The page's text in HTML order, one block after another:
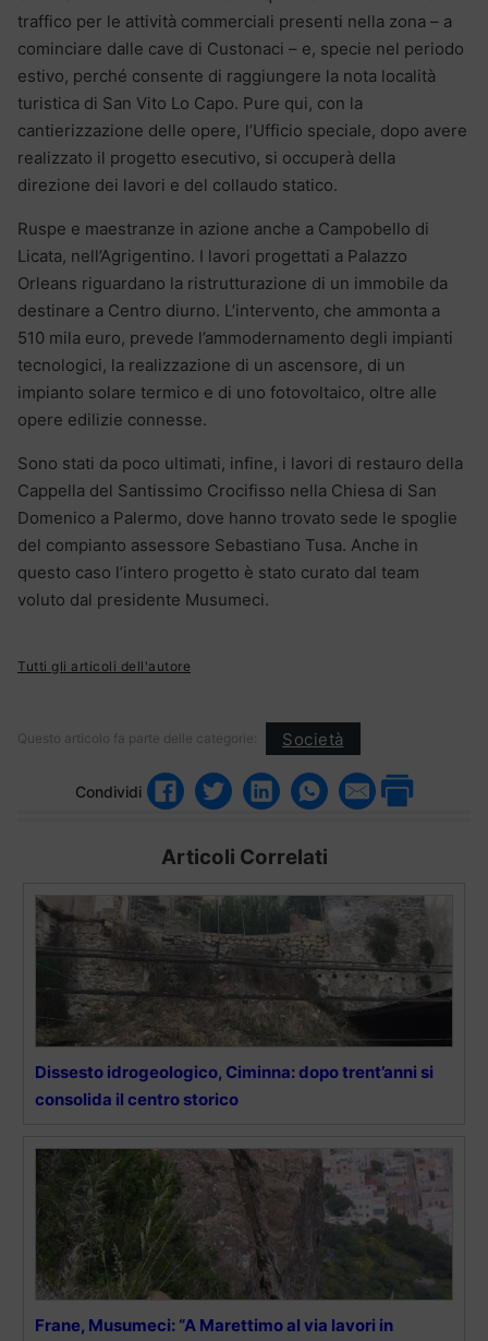
traffico per le attività commerciali presenti nella zona – a
cominciare dalle cave di Custonaci – e, specie nel periodo
estivo, perché consente di raggiungere la nota località
turistica di San Vito Lo Capo. Pure qui, con la
cantierizzazione delle opere, l’Ufficio speciale, dopo avere
realizzato il progetto esecutivo, si occuperà della
direzione dei lavori e del collaudo statico.
Ruspe e maestranze in azione anche a Campobello di
Licata, nell’Agrigentino. I lavori progettati a Palazzo
Orleans riguardano la ristrutturazione di un immobile da
destinare a Centro diurno. L’intervento, che ammonta a
510 mila euro, prevede l’ammodernamento degli impianti
tecnologici, la realizzazione di un ascensore, di un
impianto solare termico e di uno fotovoltaico, oltre alle
opere edilizie connesse.
Sono stati da poco ultimati, infine, i lavori di restauro della
Cappella del Santissimo Crocifisso nella Chiesa di San
Domenico a Palermo, dove hanno trovato sede le spoglie
del compianto assessore Sebastiano Tusa. Anche in
questo caso l’intero progetto è stato curato dal team
voluto dal presidente Musumeci.
Tutti gli articoli dell'autore
Questo articolo fa parte delle categorie: Società
Condividi
Articoli Correlati
Dissesto idrogeologico, Ciminna: dopo trent’anni si
consolida il centro storico
Frane, Musumeci: “A Marettimo al via lavori in